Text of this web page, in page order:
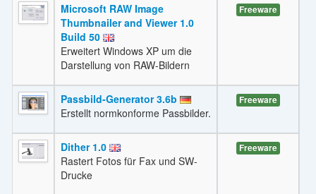
Microsoft RAW Image
Thumbnailer and Viewer 1.0
Build 50
Erweitert Windows XP um die
Darstellung von RAW-Bildern
Freeware
Passbild-Generator 3.6b
Erstellt normkonforme Passbilder.
Freeware
Dither 1.0
Rastert Fotos für Fax und SW-
Drucke
Freeware